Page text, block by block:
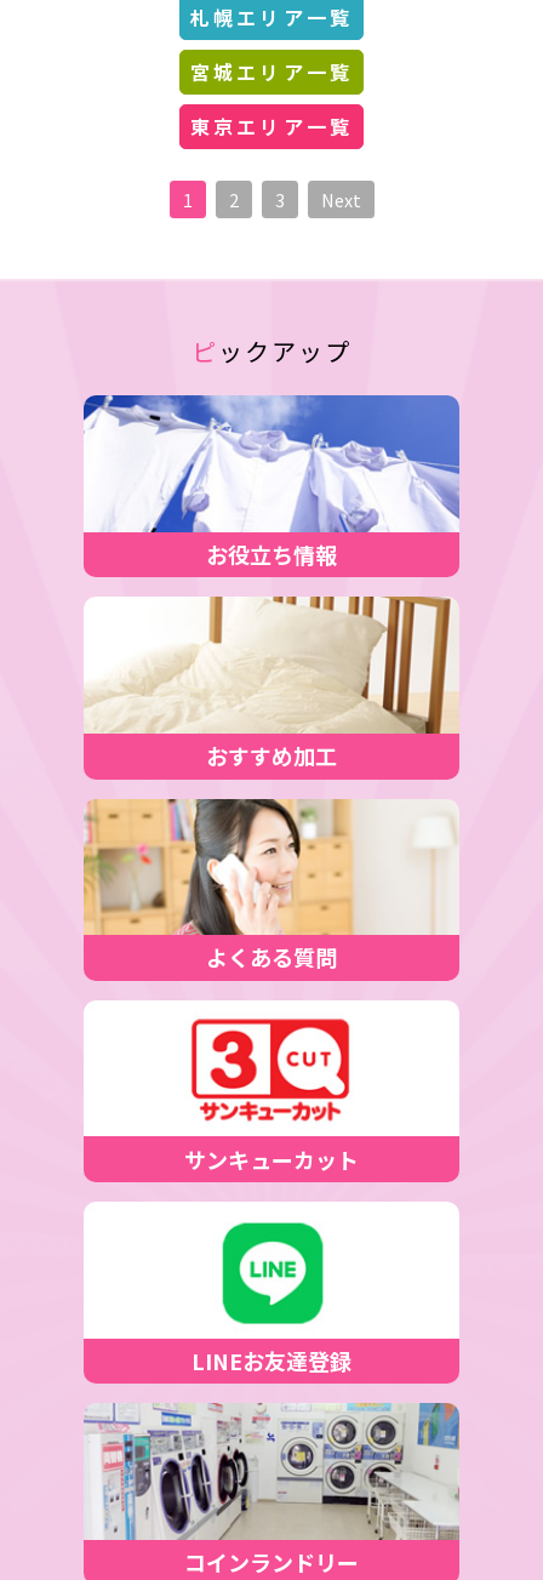
札幌エリア一覧
宮城エリア一覧
東京エリア一覧
1 2 3 Next
ピックアップ
お役立ち情報
おすすめ加工
よくある質問
サンキューカット
LINEお友達登録
コインランドリー